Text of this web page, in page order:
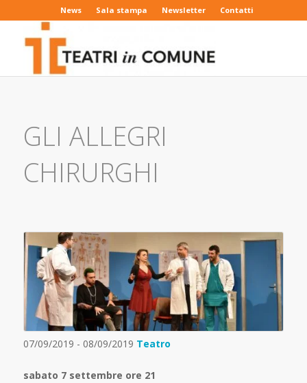
News Sala stampa Newsletter Contatti
GLI ALLEGRI
CHIRURGHI
07/09/2019 - 08/09/2019 Teatro
sabato 7 settembre ore 21